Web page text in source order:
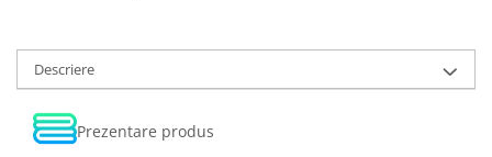
Descriere
Prezentare produs